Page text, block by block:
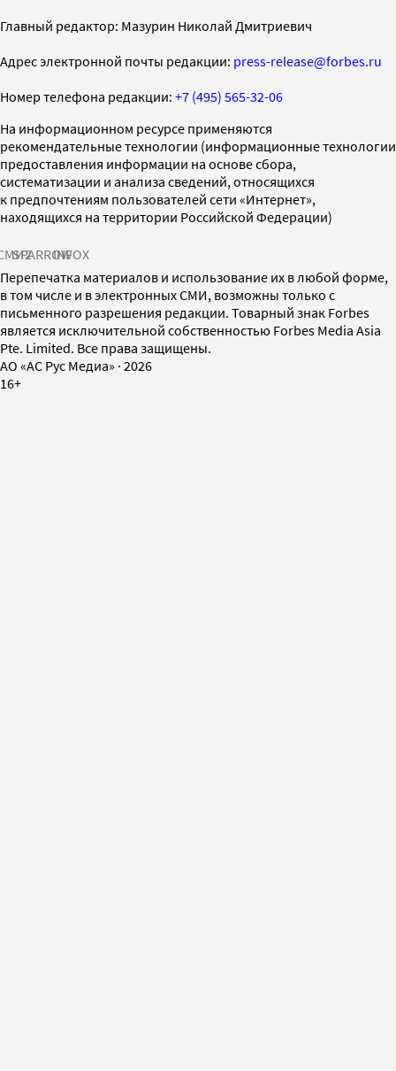
Главный редактор: Мазурин Николай Дмитриевич
Адрес электронной почты редакции: press-release@forbes.ru
Номер телефона редакции: +7 (495) 565-32-06
На информационном ресурсе применяются
рекомендательные технологии (информационные технологии
предоставления информации на основе сбора,
систематизации и анализа сведений, относящихся
к предпочтениям пользователей сети «Интернет»,
находящихся на территории Российской Федерации)
SPARROWINFOX
Перепечатка материалов и использование их в любой форме,
в том числе и в электронных СМИ, возможны только с
письменного разрешения редакции. Товарный знак Forbes
является исключительной собственностью Forbes Media Asia
Pte. Limited. Все права защищены.
AO «АС Рус Медиа» · 2026
16+